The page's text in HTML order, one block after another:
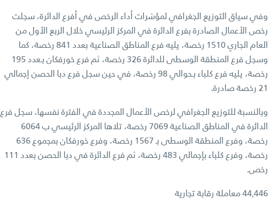
وفي سياق التوزيع الجغرافي لمؤشرات أداء الرخص في أفرع الدائرة، سجلت
رخص الأعمال الصادرة بفرع الدائرة في المركز الرئيسي خلال الربع الأول من
العام الجاري 1510 رخصة، يليه فرع المناطق الصناعية بعدد 841 رخصة، كما
وسجل فرع المنطقة الوسطى للدائرة 326 رخصة، ثم فرع خورفكان بـعدد 195
رخصة، يليه فرع كلباء بـحوالي 98 رخصة، في حين سجل فرع دبا الحصن إجمالي
21 رخصة صادرة.
وبالنسبة للتوزيع الجغرافي لرخص الأعمال المجددة في الفترة نفسها، سجل فرع
الدائرة في المناطق الصناعية 7069 رخصة، تلاها المركز الرئيسي ب 6064
رخصة، وفرع المنطقة الوسطى بـ 1567 رخصة، وفرع خورفكان بمجموع 636
رخصة، وفرع كلباء بإجمالي 483 رخصة، ثم فرع الدائرة في دبا الحصن بعدد 111
رخص.
44,446 معاملة رقابة تجارية